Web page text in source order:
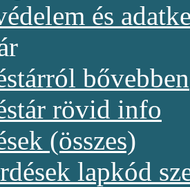
és
bővebben
rövid info
(összes)
lapkód